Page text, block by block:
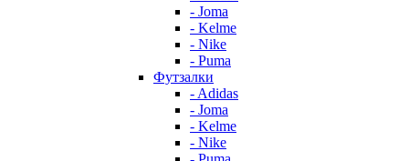
- Joma
- Kelme
- Nike
- Puma
Футзалки
- Adidas
- Joma
- Kelme
- Nike